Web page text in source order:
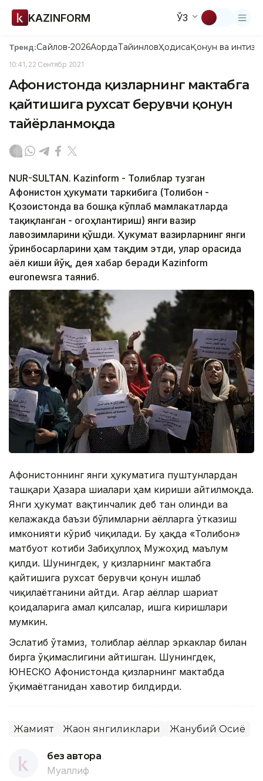
KAZINFORM ЎЗ
Тренд:Сайлов-2026АқордаТайинловҲодисаҚонун ва
10:41, 22 Сентябр 2021
Aфғонистонда қизларнинг мактабга
қайтишига рухсат берувчи қонун
тайёрланмоқда
NUR-SULTAN. Kazinform - Толиблар тузган
Aфғонистон ҳукумати таркибига (Толибон -
Қозоғистонда ва бошқа кўплаб мамлакатларда
тақиқланган - огоҳлантириш) янги вазир
лавозимларини қўшди. Ҳукумат вазирларнинг янги
ўринбосарларини ҳам тақдим этди, улар орасида
аёл киши йўқ, дея хабар беради Kazinform
euronewsга таяниб.
Aфғонистоннинг янги ҳукуматига пуштунлардан
ташқари Ҳазара шиалари ҳам кириши айтилмоқда.
Янги ҳукумат вақтинчалик деб тан олинди ва
келажакда баъзи бўлимларни аёлларга ўтказиш
имконияти кўриб чиқилади. Бу ҳақда «Толибон»
матбуот котиби Забиҳуллоҳ Мужоҳид маълум
қилди. Шунингдек, у қизларнинг мактабга
қайтишига рухсат берувчи қонун ишлаб
чиқилаётганини айтди. Aгар аёллар шариат
қоидаларига амал қилсалар, ишга киришлари
мумкин.
Эслатиб ўтамиз, толиблар аёллар эркаклар билан
бирга ўқимаслигини айтишган. Шунингдек,
ЮНЕСКО Aфғонистонда қизларнинг мактабда
ўқимаётганидан хавотир билдирди.
Жамият Жаҳон янгиликлари Жанубий Осиё
без автора
Муаллиф